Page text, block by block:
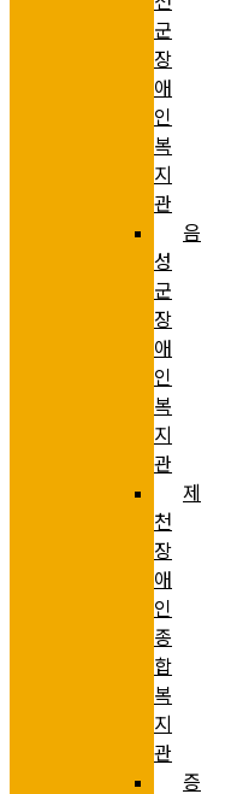
군
장
애
인
복
지
관
음
성
군
장
애
인
복
지
관
제
천
장
애
인
종
합
복
지
관
증